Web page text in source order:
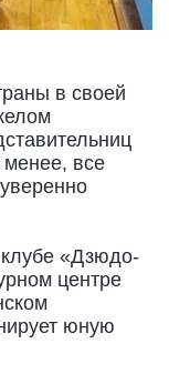
в своей
все
«Дзюдо-
центре
юную